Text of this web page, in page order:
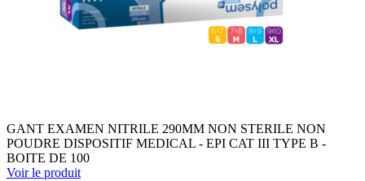
GANT EXAMEN NITRILE 290MM NON STERILE NON
POUDRE DISPOSITIF MEDICAL - EPI CAT III TYPE B -
BOITE DE 100
Voir le produit